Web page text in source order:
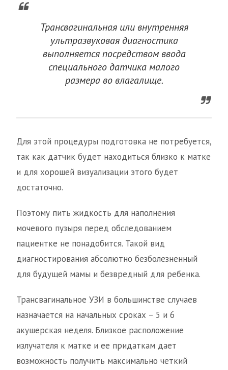
Трансвагинальная или внутренняя
ультразвуковая диагностика
выполняется посредством ввода
специального датчика малого
размера во влагалище.
Для этой процедуры подготовка не потребуется,
так как датчик будет находиться близко к матке
и для хорошей визуализации этого будет
достаточно.
Поэтому пить жидкость для наполнения
мочевого пузыря перед обследованием
пациентке не понадобится. Такой вид
диагностирования абсолютно безболезненный
для будущей мамы и безвредный для ребенка.
Трансвагинальное УЗИ в большинстве случаев
назначается на начальных сроках – 5 и 6
акушерская неделя. Близкое расположение
излучателя к матке и ее придаткам дает
возможность получить максимально четкий